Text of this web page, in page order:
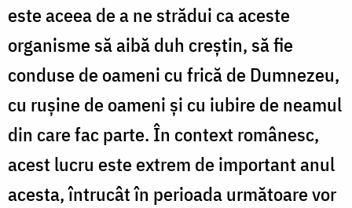
este aceea de a ne strădui ca aceste
organisme să aibă duh creştin, să fie
conduse de oameni cu frică de Dumnezeu,
cu ruşine de oameni şi cu iubire de neamul
din care fac parte. În context românesc,
acest lucru este extrem de important anul
acesta, întrucât în perioada următoare vor